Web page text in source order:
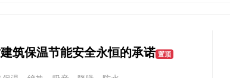
筑保温节能安全永恒的承诺 置顶